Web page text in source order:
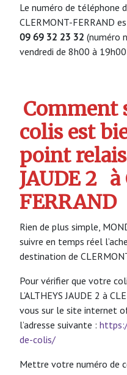
Le numéro de téléphone
CLERMONT-FERRAND
09 69 32 23 32 (numéro
vendredi de 8h00 à
Comment
colis est
point relais
JAUDE 2 à
FERRAND
Rien de plus simple,
suivre en temps réel
destination de
Pour vérifier que votre
L’ALTHEYS JAUDE 2 à
vous sur le site internet
l’adresse suivante :
de-colis/
Mettre votre numéro de